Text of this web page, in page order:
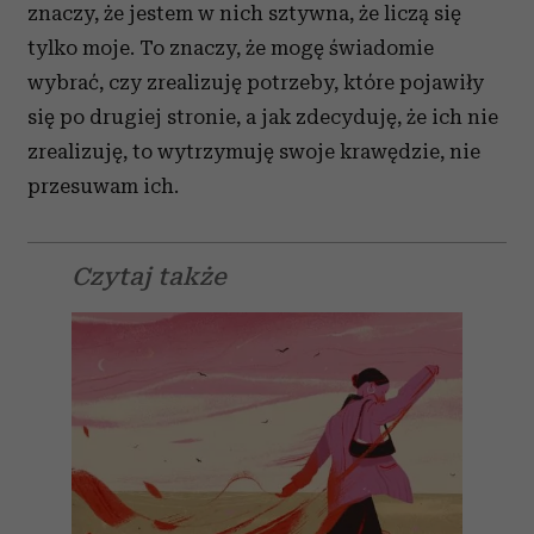
znaczy, że jestem w nich sztywna, że liczą się
tylko moje. To znaczy, że mogę świadomie
wybrać, czy zrealizuję potrzeby, które pojawiły
się po drugiej stronie, a jak zdecyduję, że ich nie
zrealizuję, to wytrzymuję swoje krawędzie, nie
przesuwam ich.
Czytaj także